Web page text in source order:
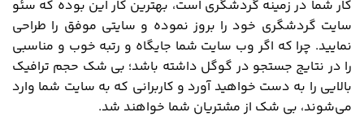
کار شما در زمینه گردشگری است، بهترین کار این بوده که سئو
سایت گردشگری خود را بروز نموده و سایتی موفق را طراحی
نمایید. چرا که اگر وب سایت شما جایگاه و رتبه خوب و مناسبی
را در نتایج جستجو در گوگل داشته باشد؛ بی شک حجم ترافیک
بالایی را به دست خواهید آورد و کاربرانی که به سایت شما وارد
می‌شوند، بی شک از مشتریان شما خواهند شد.